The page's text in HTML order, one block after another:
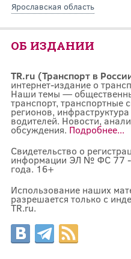
Ярославская область
ОБ ИЗДАНИИ
TR.ru (Транспорт в
интернет-издание о
Наши темы —
транспорт, транспортные
регионов,
водителей. Новости,
обсуждения. Подробнее...
Свидетельство о
информации ЭЛ № ФС 77 -
года. 16+
Использование наших
разрешается только с
TR.ru.